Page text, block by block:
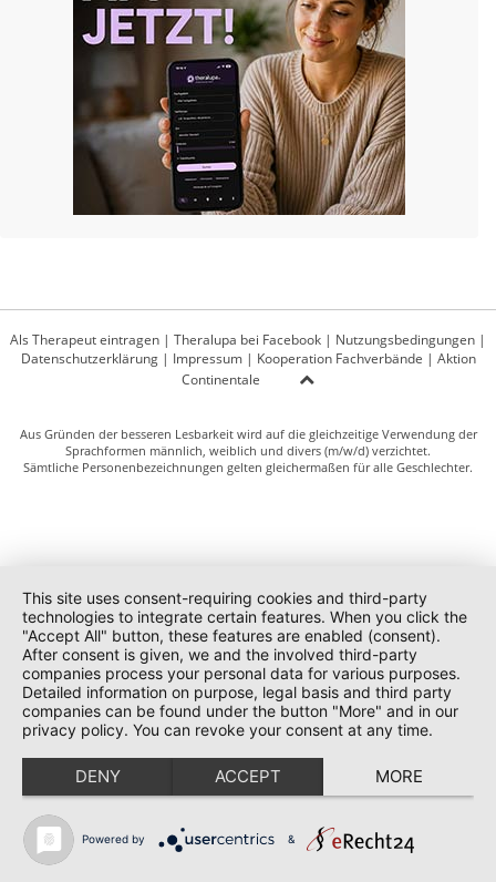
Als Therapeut eintragen | Theralupa bei Facebook | Nutzungsbedingungen |
Datenschutzerklärung| Impressum| Kooperation Fachverbände | Aktion
Continentale
Aus Gründen der besseren Lesbarkeit wird auf die gleichzeitige Verwendung der
Sprachformen männlich, weiblich und divers (m/w/d) verzichtet.
Sämtliche Personenbezeichnungen gelten gleichermaßen für alle Geschlechter.
This site uses consent-requiring cookies and third-party
technologies to integrate certain features. When you click the
"Accept All" button, these features are enabled (consent).
After consent is given, we and the involved third-party
companies process your personal data for various purposes.
Detailed information on purpose, legal basis and third party
companies can be found under the button "More" and in our
privacy policy. You can revoke your consent at any time.
DENY ACCEPT MORE
Powered by &